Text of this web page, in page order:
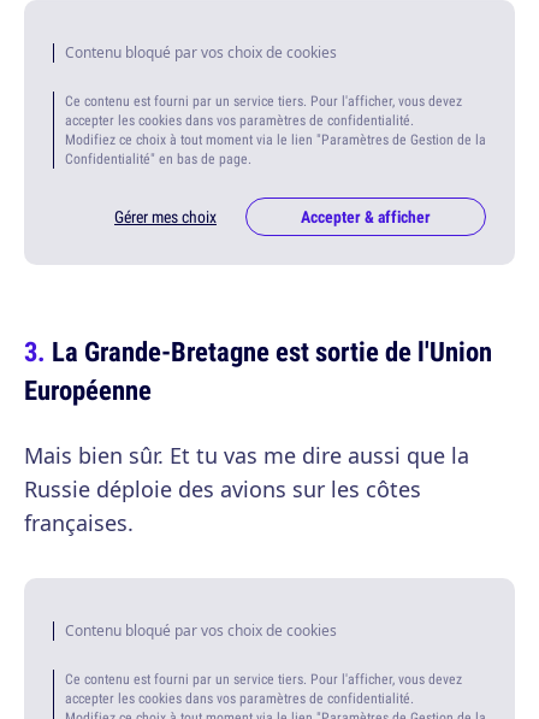
Contenu bloqué par vos choix de cookies
Ce contenu est fourni par un service tiers. Pour l'afficher, vous devez
accepter les cookies dans vos paramètres de confidentialité.
Modifiez ce choix à tout moment via le lien "Paramètres de Gestion de la
Confidentialité" en bas de page.
Gérer mes choix Accepter & afficher
La Grande-Bretagne est sortie de l'Union
Européenne
Mais bien sûr. Et tu vas me dire aussi que la
Russie déploie des avions sur les côtes
françaises.
Contenu bloqué par vos choix de cookies
Ce contenu est fourni par un service tiers. Pour l'afficher, vous devez
accepter les cookies dans vos paramètres de confidentialité.